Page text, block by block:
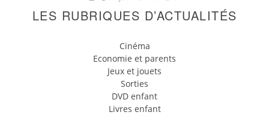
LES RUBRIQUES D’ACTUALITÉS
Cinéma
Economie et parents
Jeux et jouets
Sorties
DVD enfant
Livres enfant